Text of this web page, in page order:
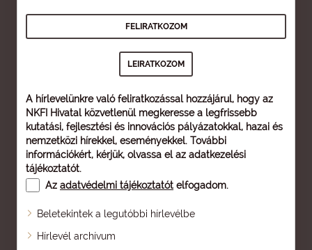
A hírlevelünkre való feliratkozással hozzájárul, hogy az
NKFI Hivatal közvetlenül megkeresse a legfrissebb
kutatási, fejlesztési és innovációs pályázatokkal, hazai és
nemzetközi hírekkel, eseményekkel. További
információkért, kérjük, olvassa el az adatkezelési
tájékoztatót.
Az adatvédelmi tájékoztatót elfogadom.
Beletekintek a legutóbbi hírlevélbe
Hírlevél archívum
Oldaltérkép